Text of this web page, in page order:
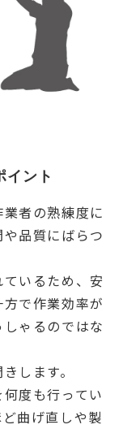
イント
者の熟練度に
品質にばらつ
いるため、安
で作業効率が
ゃるのではな
します。
度も行ってい
曲げ直しや製